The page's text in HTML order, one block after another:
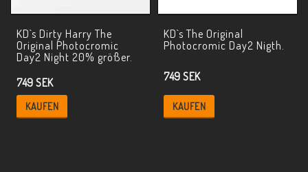
KD`s Dirty Harry The
Original Photocromic
Day2 Night 20% größer.
749 SEK
KAUFEN
KD`s The Original
Photocromic Day2 Nigth.
749 SEK
KAUFEN